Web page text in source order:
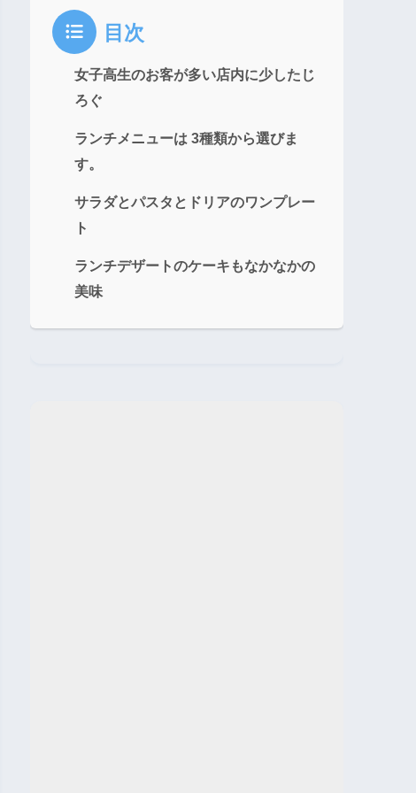
目次
女子高生のお客が多い店内に少したじ
ろぐ
ランチメニューは 3種類から選びま
す。
サラダとパスタとドリアのワンプレー
ト
ランチデザートのケーキもなかなかの
美味